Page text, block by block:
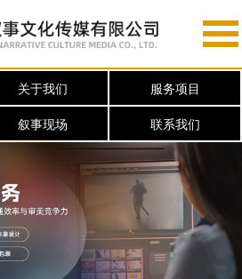
关于我们 服务项目
叙事现场 联系我们